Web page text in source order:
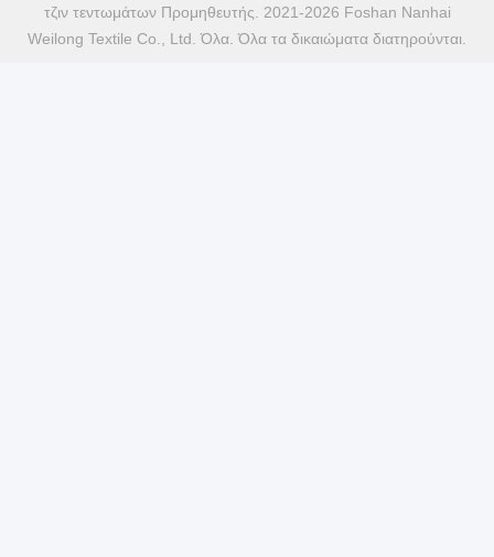
τζιν τεντωμάτων Προμηθευτής. 2021-2026 Foshan Nanhai
Weilong Textile Co., Ltd. Όλα. Όλα τα δικαιώματα διατηρούνται.